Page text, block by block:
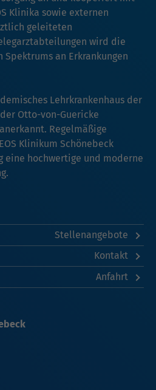
Klinika sowie externen
geleiteten
wird die
Spektrums an Erkrankungen
Lehrkrankenhaus der
Otto-von-Guericke
Regelmäßige
Klinikum Schönebeck
eine hochwertige und moderne
Stellenangebote
Kontakt
Anfahrt